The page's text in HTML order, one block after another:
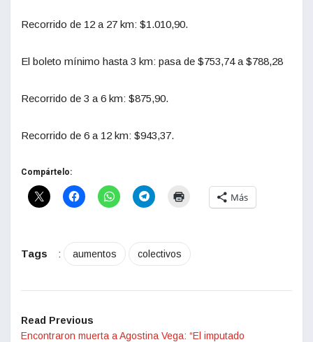
Recorrido de 12 a 27 km: $1.010,90.
El boleto mínimo hasta 3 km: pasa de $753,74 a $788,28
Recorrido de 3 a 6 km: $875,90.
Recorrido de 6 a 12 km: $943,37.
Compártelo:
Más
Tags : aumentos colectivos
Read Previous
Encontraron muerta a Agostina Vega: “El imputado